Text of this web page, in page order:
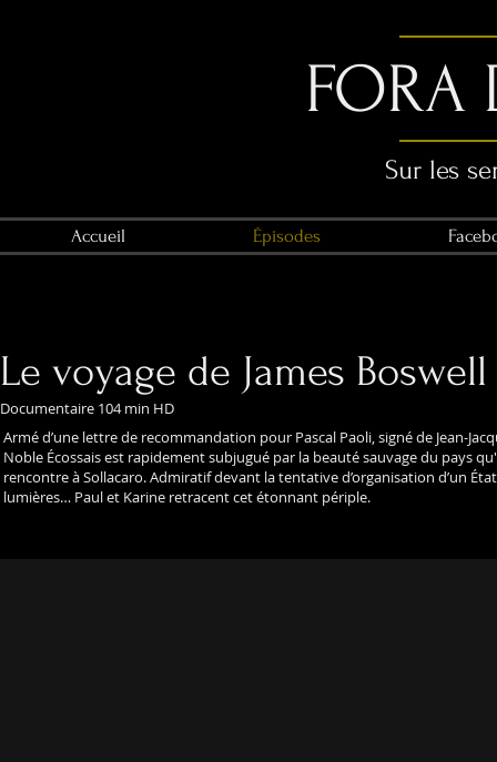
FORA
Sur les
Accueil Épisodes
Le voyage de James
Documentaire 104 min HD
Armé d’une lettre de recommandation pour Pascal Paoli, signé de Jean-
Noble Écossais est rapidement subjugué par la beauté sauvage du pays
rencontre à Sollacaro. Admiratif devant la tentative d’organisation d’un
lumières… Paul et Karine retracent cet étonnant périple.